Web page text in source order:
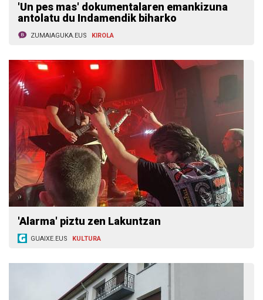
'Un pes mas' dokumentalaren emankizuna
antolatu du Indamendik biharko
ZUMAIAGUKA.EUS KIROLA
'Alarma' piztu zen Lakuntzan
GUAIXE.EUS KULTURA